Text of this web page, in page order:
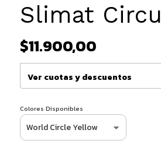
Slimat
$11.900,00
Ver cuotas y descuentos
Colores Disponibles